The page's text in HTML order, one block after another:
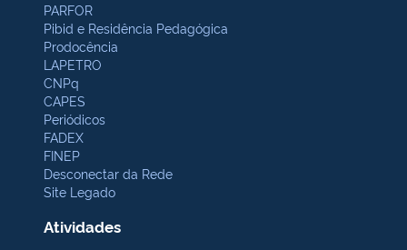
PARFOR
Pibid e Residência Pedagógica
Prodocência
LAPETRO
CNPq
CAPES
Periódicos
FADEX
FINEP
Desconectar da Rede
Site Legado
Atividades